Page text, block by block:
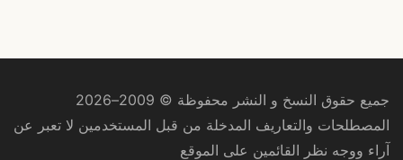
جميع حقوق النسخ و النشر محفوظة © 2009–2026
المصطلحات والتعاريف المدخلة من قبل المستخدمين لا تعبر عن
آراء ووجه نظر القائمين على الموقع